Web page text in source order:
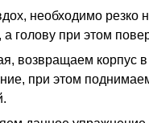
необходимо резко
а голову при этом
возвращаем корпус в
при этом